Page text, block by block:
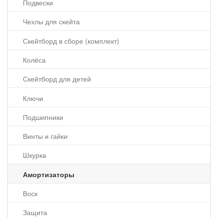
Подвески
Чехлы для скейта
Скейтборд в сборе (комплект)
Колёса
Скейтборд для детей
Ключи
Подшипники
Винты и гайки
Шкурка
Амортизаторы
Воск
Защита